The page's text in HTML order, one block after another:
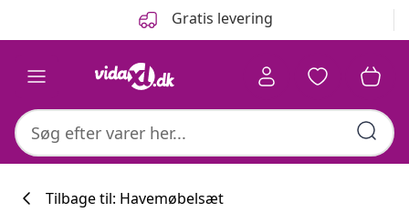
Gratis levering
Tilbage til: Havemøbelsæt